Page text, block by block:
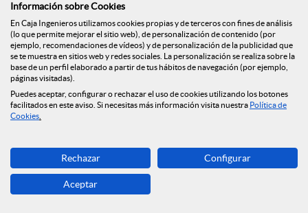
e
d
e
s
Entrevista a José
Oriol Sala, Presidente
de Caja de
Ingenieros, en la
revista Mundo
Empresarial
Información sobre Cookies
En Caja Ingenieros utilizamos cookies propias y de terceros con fines de análisis
(lo que permite mejorar el sitio web), de personalización de contenido (por
ejemplo, recomendaciones de vídeos) y de personalización de la publicidad que
se te muestra en sitios web y redes sociales. La personalización se realiza sobre la
base de un perfil elaborado a partir de tus hábitos de navegación (por ejemplo,
páginas visitadas).
Puedes aceptar, configurar o rechazar el uso de cookies utilizando los botones
facilitados en este aviso. Si necesitas más información visita nuestra Política de
Cookies
Rechazar Configurar
Aceptar